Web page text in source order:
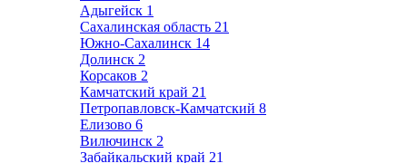
Адыгейск 1
Сахалинская область 21
Южно-Сахалинск 14
Долинск 2
Корсаков 2
Камчатский край 21
Петропавловск-Камчатский 8
Елизово 6
Вилючинск 2
Забайкальский край 21